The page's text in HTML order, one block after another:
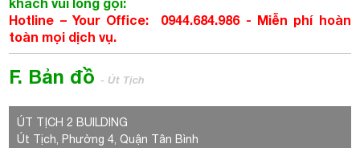
Hotline – Your Office: 0944.684.986 - Miễn phí hoàn
toàn mọi dịch vụ.
F. Bản đồ - Út Tịch
ÚT TỊCH 2 BUILDING
Út Tịch, Phường 4, Quận Tân Bình